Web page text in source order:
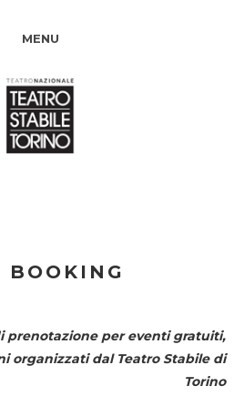
MENU
BOOKING
prenotazione per eventi gratuiti,
organizzati dal Teatro Stabile di
Torino